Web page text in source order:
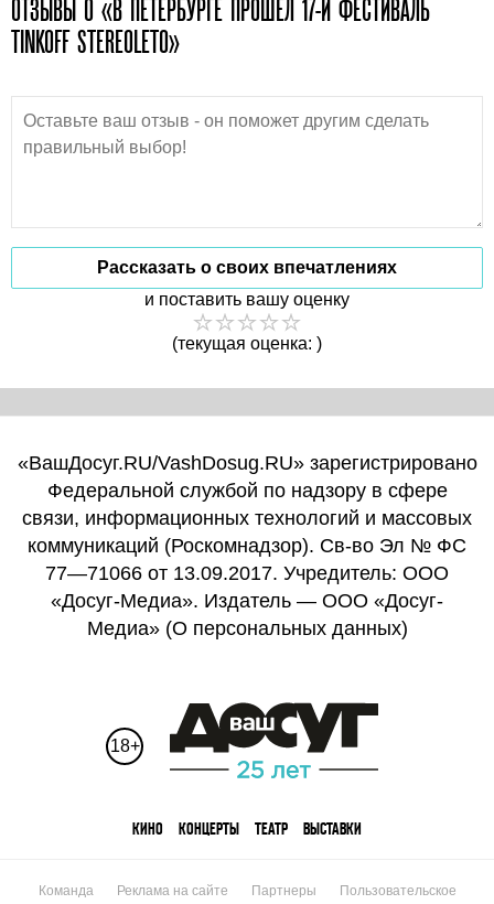
ОТЗЫВЫ О «В ПЕТЕРБУРГЕ ПРОШЕЛ 17-Й ФЕСТИВАЛЬ
TINKOFF STEREOLETO»
Рассказать о своих впечатлениях
и поставить вашу оценку
(текущая оценка: )
«ВашДосуг.RU/VashDosug.RU» зарегистрировано
Федеральной службой по надзору в сфере
связи, информационных технологий и массовых
коммуникаций (Роскомнадзор). Св-во Эл № ФС
77—71066 от 13.09.2017. Учредитель: ООО
«Досуг-Медиа». Издатель — ООО «Досуг-
Медиа» (О персональных данных)
18+
КИНО КОНЦЕРТЫ ТЕАТР ВЫСТАВКИ
Команда Реклама на сайте Партнеры Пользовательское